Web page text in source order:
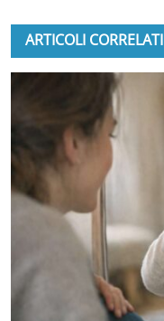
ARTICOLI CORRELATI